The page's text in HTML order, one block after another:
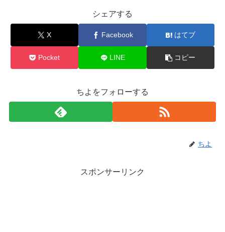
シェアする
X Facebook はてブ
Pocket LINE コピー
ちよをフォローする
ちよ
スポンサーリンク